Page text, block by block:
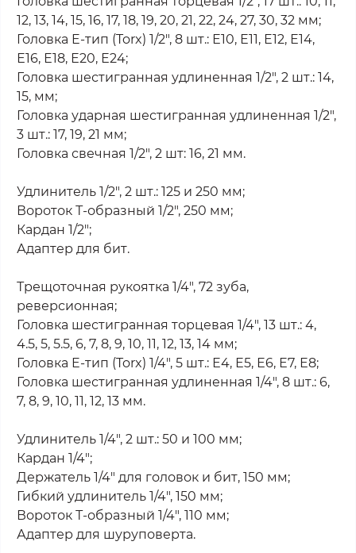
12, 13, 14, 15, 16, 17, 18, 19, 20, 21, 22, 24, 27, 30, 32 мм;
Головка E-тип (Torx) 1/2", 8 шт.: Е10, Е11, Е12, Е14,
Е16, Е18, Е20, Е24;
Головка шестигранная удлиненная 1/2", 2 шт.: 14,
15, мм;
Головка ударная шестигранная удлиненная 1/2",
3 шт.: 17, 19, 21 мм;
Головка свечная 1/2", 2 шт: 16, 21 мм.
Удлинитель 1/2", 2 шт.: 125 и 250 мм;
Вороток Т-образный 1/2", 250 мм;
Кардан 1/2";
Адаптер для бит.
Трещоточная рукоятка 1/4", 72 зуба,
реверсионная;
Головка шестигранная торцевая 1/4", 13 шт.: 4,
4.5, 5, 5.5, 6, 7, 8, 9, 10, 11, 12, 13, 14 мм;
Головка E-тип (Torx) 1/4", 5 шт.: Е4, Е5, Е6, Е7, Е8;
Головка шестигранная удлиненная 1/4", 8 шт.: 6,
7, 8, 9, 10, 11, 12, 13 мм.
Удлинитель 1/4", 2 шт.: 50 и 100 мм;
Кардан 1/4";
Держатель 1/4" для головок и бит, 150 мм;
Гибкий удлинитель 1/4", 150 мм;
Вороток Т-образный 1/4", 110 мм;
Адаптер для шуруповерта.